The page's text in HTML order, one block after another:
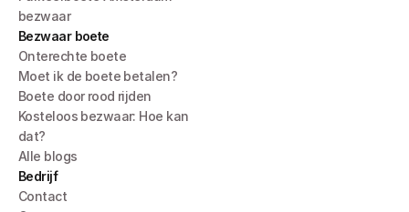
bezwaar
Bezwaar boete
Onterechte boete
Moet ik de boete betalen?
Boete door rood rijden
Kosteloos bezwaar: Hoe kan
dat?
Alle blogs
Bedrijf
Contact